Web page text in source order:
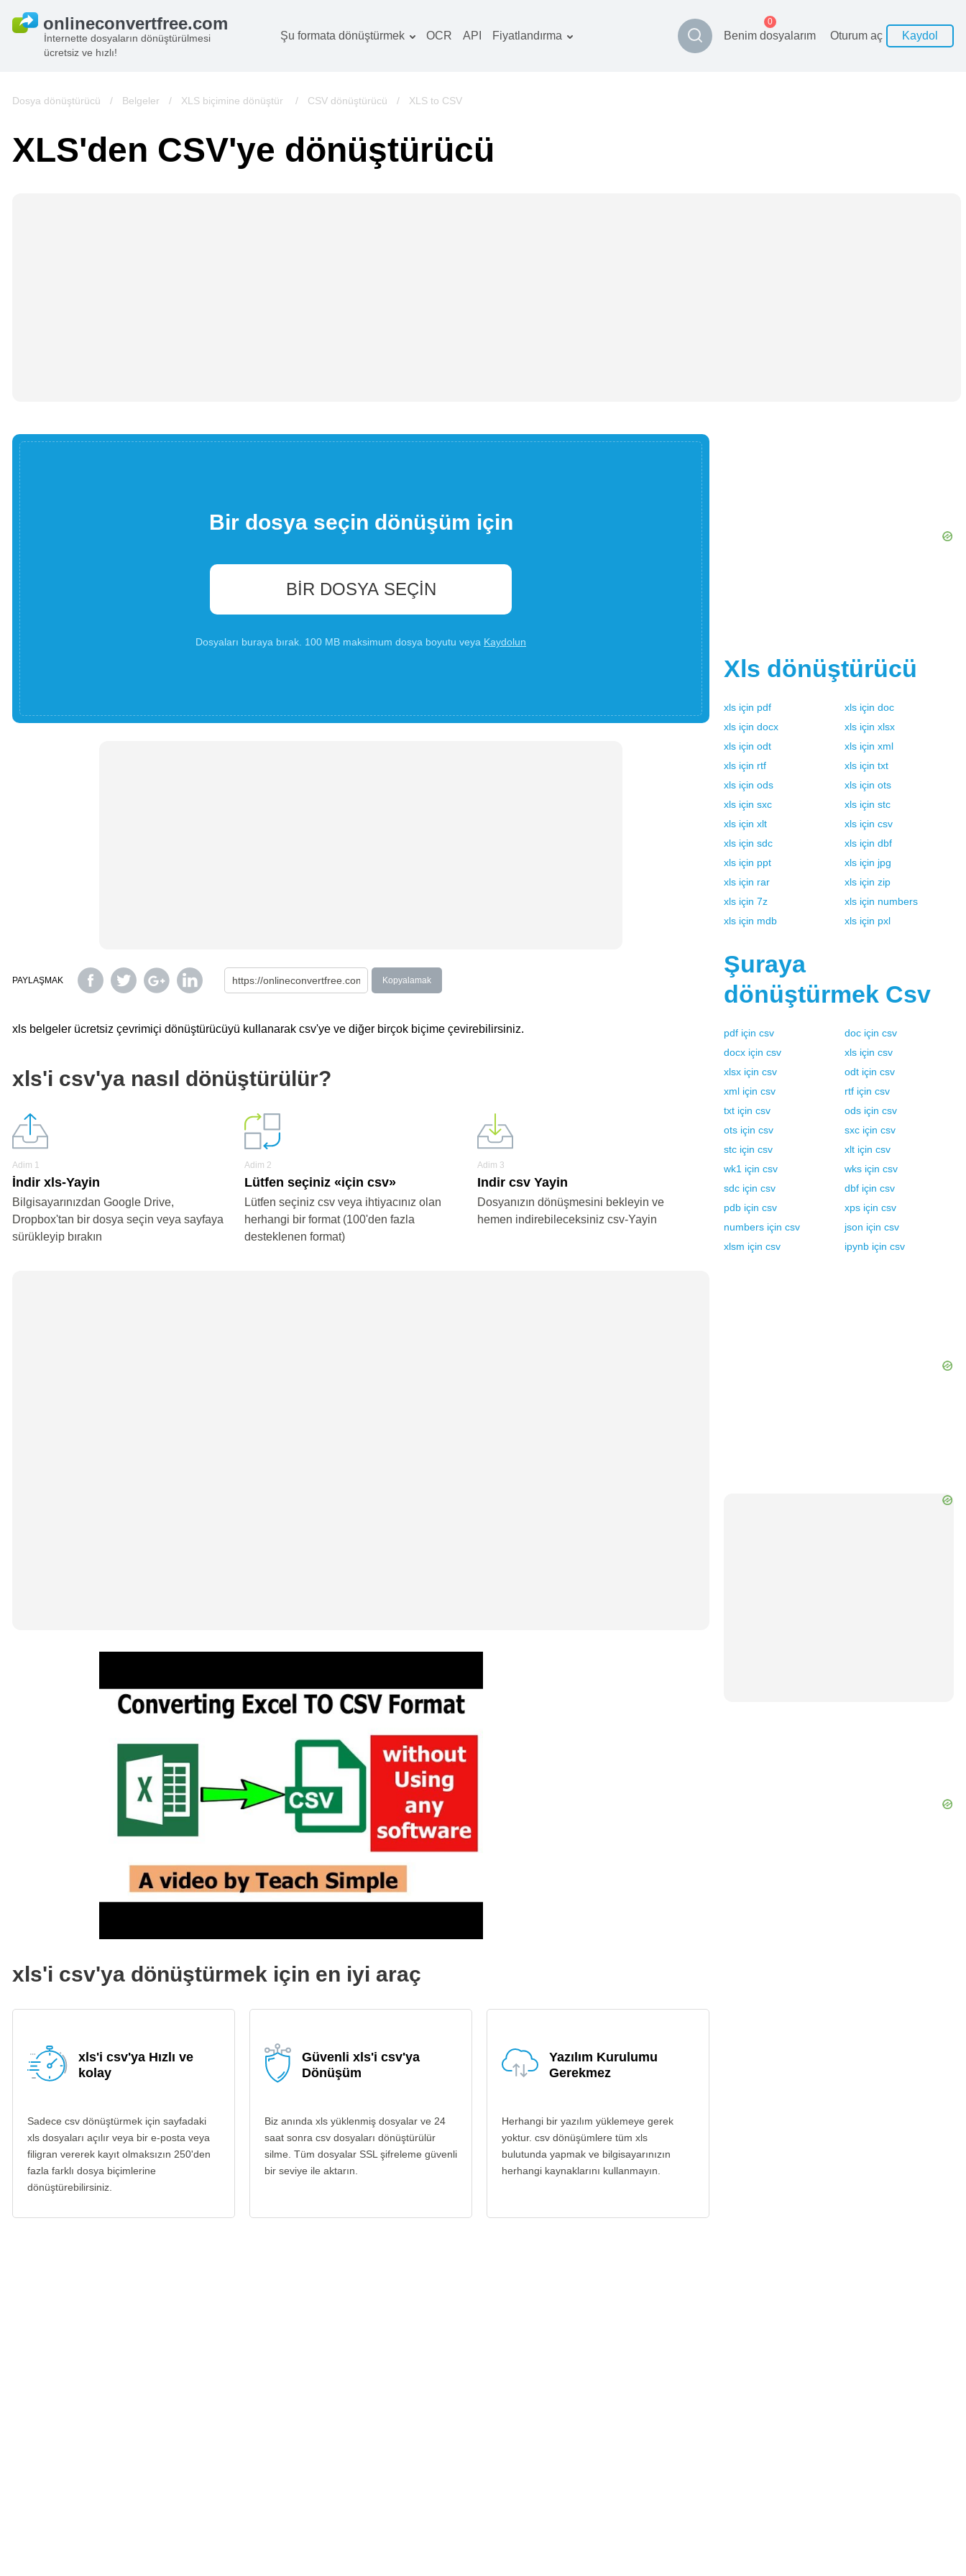
İnternette dosyaların dönüştürülmesi
ücretsiz ve hızlı!
Şu formata dönüştürmek
Görüntüler dönüştürücü
Books dönüştürücü
OCR API Fiyatlandırma Benim dosyalarım
0
Oturum aç Kaydol
Dosya dönüştürücü / Belgeler / XLS biçimine dönüştür / CSV dönüştürücü / XLS to CSV
XLS'den CSV'ye dönüştürücü
Bir dosya seçin dönüşüm için
BIR DOSYA SEÇIN
Dosyaları buraya bırak. 100 MB maksimum dosya boyutu veya Kaydolun
PAYLAŞMAK Kopyalamak
xls belgeler ücretsiz çevrimiçi dönüştürücüyü kullanarak csv'ye ve diğer birçok biçime çevirebilirsiniz.
xls'i csv'ya nasıl dönüştürülür?
Adim 1
İndir xls-Yayin
Bilgisayarınızdan Google Drive,
Dropbox'tan bir dosya seçin veya sayfaya
sürükleyip bırakın
Adim 2
Lütfen seçiniz «için csv»
Lütfen seçiniz csv veya ihtiyacınız olan
herhangi bir format (100'den fazla
desteklenen format)
Adim 3
Indir csv Yayin
Dosyanızın dönüşmesini bekleyin ve
hemen indirebileceksiniz csv-Yayin
xls'i csv'ya dönüştürmek için en iyi araç
xls'i csv'ya Hızlı ve
kolay
Sadece csv dönüştürmek için sayfadaki
xls dosyaları açılır veya bir e-posta veya
filigran vererek kayıt olmaksızın 250'den
fazla farklı dosya biçimlerine
dönüştürebilirsiniz.
Güvenli xls'i csv'ya
Dönüşüm
Biz anında xls yüklenmiş dosyalar ve 24
saat sonra csv dosyaları dönüştürülür
silme. Tüm dosyalar SSL şifreleme güvenli
bir seviye ile aktarın.
Yazılım Kurulumu
Gerekmez
Herhangi bir yazılım yüklemeye gerek
yoktur. csv dönüşümlere tüm xls
bulutunda yapmak ve bilgisayarınızın
herhangi kaynaklarını kullanmayın.
Xls dönüştürücü
xls için pdf xls için doc
xls için docx xls için xlsx
xls için odt xls için xml
xls için rtf xls için txt
xls için ods xls için ots
xls için sxc xls için stc
xls için xlt xls için csv
xls için sdc xls için dbf
xls için ppt xls için jpg
xls için rar xls için zip
xls için 7z xls için numbers
xls için mdb xls için pxl
Şuraya
dönüştürmek Csv
pdf için csv doc için csv
docx için csv xls için csv
xlsx için csv odt için csv
xml için csv rtf için csv
txt için csv ods için csv
ots için csv sxc için csv
stc için csv xlt için csv
wk1 için csv wks için csv
sdc için csv dbf için csv
pdb için csv xps için csv
numbers için csv json için csv
xlsm için csv ipynb için csv